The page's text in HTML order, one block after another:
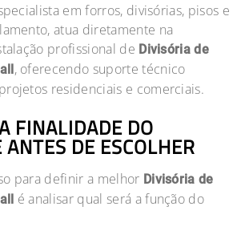
em forros, divisórias, pisos e
atua diretamente na
profissional de Divisória de
, oferecendo suporte técnico
residenciais e comerciais.
FINALIDADE DO
DE ESCOLHER
para definir a melhor Divisória de
é analisar qual será a função do